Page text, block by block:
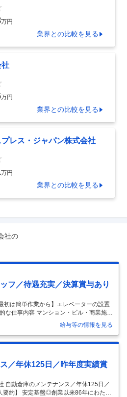
万円
業界との比較を見る
社
万円
業界との比較を見る
レス・ジャパン株式会社
万円
業界との比較を見る
社の
フ／待遇充実／決算賞与あり
初は簡単作業から】エレベーターの設置
な仕事内容 マンション・ビル・商業施
設置作業をお任せ。 Q.まずは何から始め
へ搬入 ・組み立てる部品をボルトでセッ
タンを各階に運ぶ ・乗り場の養生フィル
名前を覚えながら一連の流れを把握しま
階建て：3週間 ・15階建て：1カ月 施設
ジェクトになることも Q.設置台数は？
スビル：3～6台
給与等の情報を見る
／年休125日／昨年度実績賞
自動倉庫のメンテナンス／年休125日／
要約】 安定基盤◎創業以来86年にわたり